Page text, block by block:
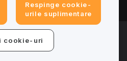
reserved.
Termene de
Respinge cookie-
urile suplimentare
cookie-uri